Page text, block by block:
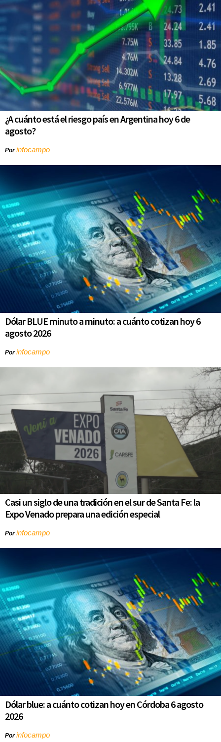
¿A cuánto está el riesgo país en Argentina hoy 6 de
agosto?
Porinfocampo
Dólar BLUE minuto a minuto: a cuánto cotizan hoy 6
agosto 2026
Porinfocampo
Casi un siglo de una tradición en el sur de Santa Fe: la
Expo Venado prepara una edición especial
Porinfocampo
Dólar blue: a cuánto cotizan hoy en Córdoba 6 agosto
2026
Porinfocampo